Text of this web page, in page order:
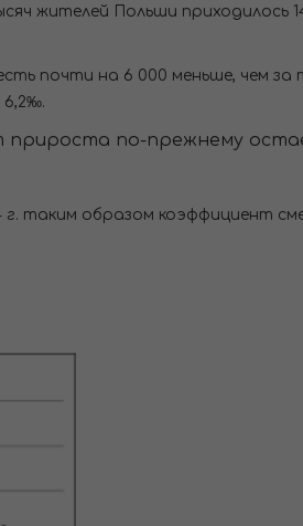
жителей Польши приходилось
почти на 6 000 меньше, чем
6,2‰.
прироста по-прежнему
г. таким образом коэффициент